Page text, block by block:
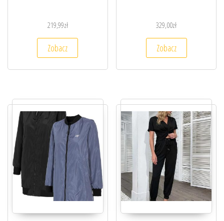
219,99zł
Zobacz
329,00zł
Zobacz